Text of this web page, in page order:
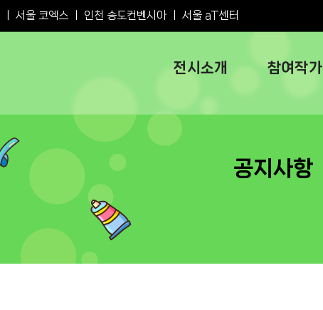
서울 코엑스 인천 송도컨벤시아ㅣ 서울 aT센터
전시소개 참여작가
공지사항